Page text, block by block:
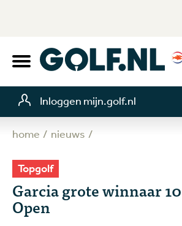
Inloggen mijn.golf.nl
home nieuws
Topgolf
Garcia grote winnaar
Open